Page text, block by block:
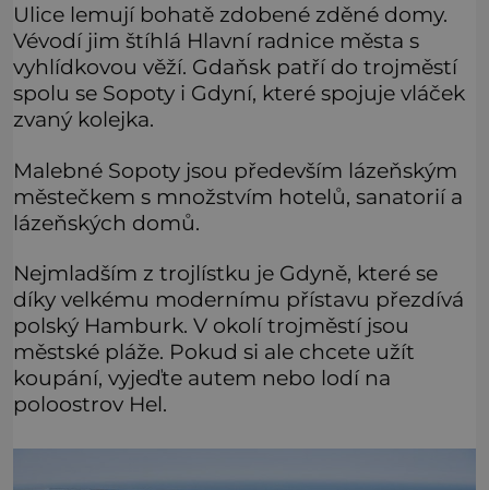
Ulice lemují bohatě zdobené zděné domy.
Vévodí jim štíhlá Hlavní radnice města s
vyhlídkovou věží. Gdaňsk patří do trojměstí
spolu se Sopoty i Gdyní, které spojuje vláček
zvaný kolejka.
Malebné Sopoty jsou především lázeňským
městečkem s množstvím hotelů, sanatorií a
lázeňských domů.
Nejmladším z trojlístku je Gdyně, které se
díky velkému modernímu přístavu přezdívá
polský Hamburk. V okolí trojměstí jsou
městské pláže. Pokud si ale chcete užít
koupání, vyjeďte autem nebo lodí na
poloostrov Hel.